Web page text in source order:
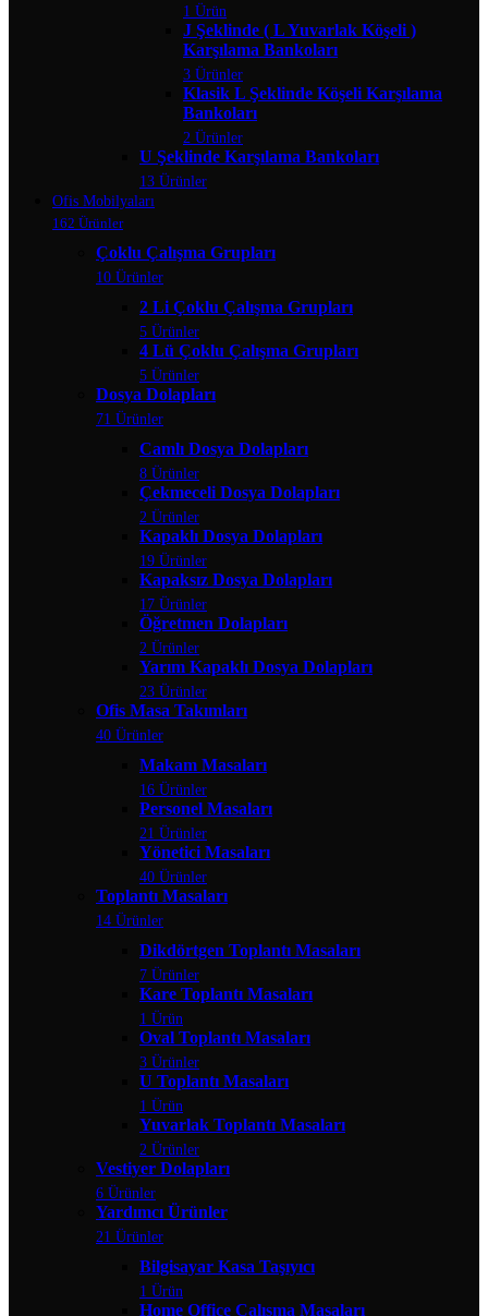
1 Ürün
J Şeklinde ( L Yuvarlak Köşeli )
Karşılama Bankoları
3 Ürünler
Klasik L Şeklinde Köşeli Karşılama
Bankoları
2 Ürünler
U Şeklinde Karşılama Bankoları
13 Ürünler
Ofis Mobilyaları
162 Ürünler
Çoklu Çalışma Grupları
10 Ürünler
2 Li Çoklu Çalışma Grupları
5 Ürünler
4 Lü Çoklu Çalışma Grupları
5 Ürünler
Dosya Dolapları
71 Ürünler
Camlı Dosya Dolapları
8 Ürünler
Çekmeceli Dosya Dolapları
2 Ürünler
Kapaklı Dosya Dolapları
19 Ürünler
Kapaksız Dosya Dolapları
17 Ürünler
Öğretmen Dolapları
2 Ürünler
Yarım Kapaklı Dosya Dolapları
23 Ürünler
Ofis Masa Takımları
40 Ürünler
Makam Masaları
16 Ürünler
Personel Masaları
21 Ürünler
Yönetici Masaları
40 Ürünler
Toplantı Masaları
14 Ürünler
Dikdörtgen Toplantı Masaları
7 Ürünler
Kare Toplantı Masaları
1 Ürün
Oval Toplantı Masaları
3 Ürünler
U Toplantı Masaları
1 Ürün
Yuvarlak Toplantı Masaları
2 Ürünler
Vestiyer Dolapları
6 Ürünler
Yardımcı Ürünler
21 Ürünler
Bilgisayar Kasa Taşıyıcı
1 Ürün
Home Office Çalışma Masaları